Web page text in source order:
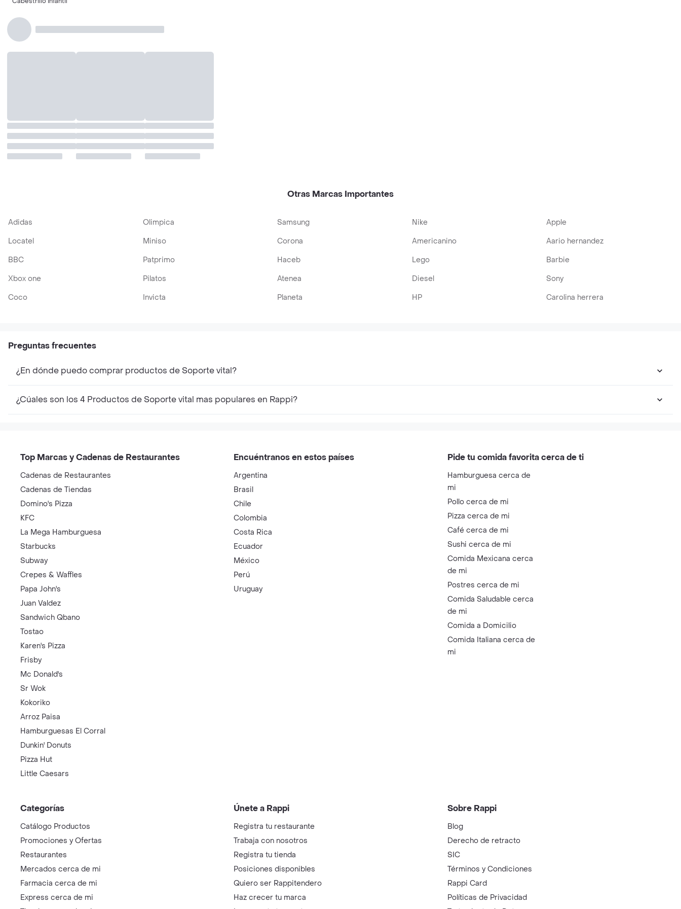
Otras Marcas Importantes
Adidas Olimpica Samsung Nike
Apple
Locatel
Miniso Corona Americanino
Aario hernandez
BBC
Patprimo Haceb Lego
Barbie
Xbox one
Pilatos Atenea Diesel
Sony
Coco
Invicta Planeta HP Carolina herrera
Preguntas frecuentes
¿En dónde puedo comprar productos de Soporte vital?
¿Cúales son los 4 Productos de Soporte vital mas populares en Rappi?
Top Marcas y Cadenas de Restaurantes
Cadenas de Restaurantes
Cadenas de Tiendas
Domino's Pizza
KFC
La Mega Hamburguesa
Starbucks
Subway
Crepes & Waffles
Papa John's
Juan Valdez
Sandwich Qbano
Tostao
Karen's Pizza
Frisby
Mc Donald's
Sr Wok
Kokoriko
Arroz Paisa
Hamburguesas El Corral
Dunkin' Donuts
Pizza Hut
Little Caesars
Encuéntranos en estos países
Argentina
Brasil
Chile
Colombia
Costa Rica
Ecuador
México
Perú
Uruguay
Pide tu comida favorita cerca de ti
Hamburguesa cerca de
mi
Pollo cerca de mi
Pizza cerca de mi
Café cerca de mi
Sushi cerca de mi
Comida Mexicana cerca
de mi
Postres cerca de mi
Comida Saludable cerca
de mi
Comida a Domicilio
Comida Italiana cerca de
mi
Categorías
Catálogo Productos
Promociones y Ofertas
Restaurantes
Mercados cerca de mi
Farmacia cerca de mi
Express cerca de mi
Únete a Rappi
Registra tu restaurante
Trabaja con nosotros
Registra tu tienda
Posiciones disponibles
Quiero ser Rappitendero
Haz crecer tu marca
Sobre Rappi
Blog
Derecho de retracto
SIC
Términos y Condiciones
Rappi Card
Políticas de Privacidad